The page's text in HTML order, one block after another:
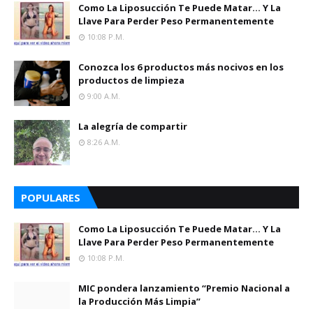
Como La Liposucción Te Puede Matar… Y La
Llave Para Perder Peso Permanentemente
10:08 P.m.
Conozca los 6 productos más nocivos en los
productos de limpieza
9:00 A.m.
La alegría de compartir
8:26 A.m.
POPULARES
Como La Liposucción Te Puede Matar… Y La
Llave Para Perder Peso Permanentemente
10:08 P.m.
MIC pondera lanzamiento “Premio Nacional a
la Producción Más Limpia”